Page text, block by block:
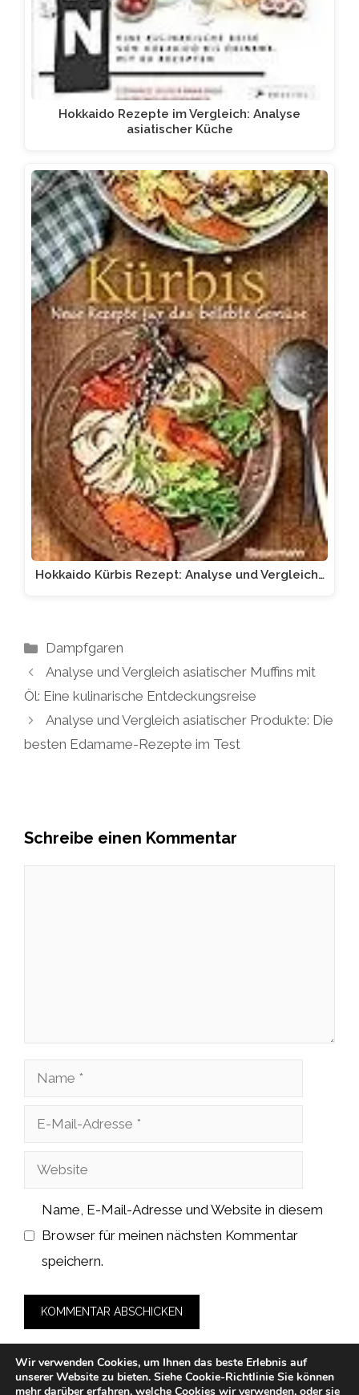
Hokkaido Rezepte im Vergleich: Analyse
asiatischer Küche
Hokkaido Kürbis Rezept: Analyse und Vergleich…
Kategorien
Dampfgaren
Analyse und Vergleich asiatischer Muffins mit
Öl: Eine kulinarische Entdeckungsreise
Analyse und Vergleich asiatischer Produkte: Die
besten Edamame-Rezepte im Test
Schreibe einen Kommentar
Name
Adresse
Website
Name, E-Mail-Adresse und Website in diesem
Browser für meinen nächsten Kommentar
speichern.
Wir verwenden Cookies, um Ihnen das beste Erlebnis auf
unserer Website zu bieten. Siehe Cookie-Richtlinie Sie können
mehr darüber erfahren, welche Cookies wir verwenden, oder sie